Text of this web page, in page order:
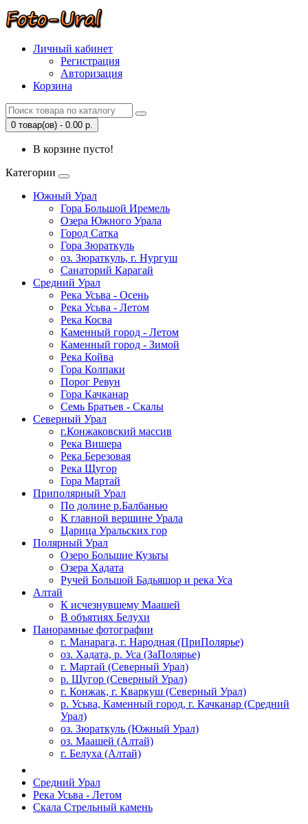
Личный кабинет
Регистрация
Авторизация
Корзина
0 товар(ов) - 0.00 р.
В корзине пусто!
Категории
Южный Урал
Гора Большой Иремель
Озера Южного Урала
Город Сатка
Гора Зюраткуль
оз. Зюраткуль, г. Нургуш
Санаторий Карагай
Средний Урал
Река Усьва - Осень
Река Усьва - Летом
Река Косва
Каменный город - Летом
Каменный город - Зимой
Река Койва
Гора Колпаки
Порог Ревун
Гора Качканар
Семь Братьев - Скалы
Северный Урал
г.Конжаковский массив
Река Вишера
Река Березовая
Река Щугор
Гора Мартай
Приполярный Урал
По долине р.Балбанью
К главной вершине Урала
Царица Уральских гор
Полярный Урал
Озеро Большие Кузьты
Озера Хадата
Ручей Большой Бадьяшор и река Уса
Алтай
К исчезнувшему Маашей
В объятиях Белухи
Панорамные фотографии
г. Манарага, г. Народная (ПриПолярье)
оз. Хадата, р. Уса (ЗаПолярье)
г. Мартай (Северный Урал)
р. Щугор (Северный Урал)
г. Конжак, г. Кваркуш (Северный Урал)
р. Усьва, Каменный город, г. Качканар (Средний
Урал)
оз. Зюраткуль (Южный Урал)
оз. Маашей (Алтай)
г. Белуха (Алтай)
Средний Урал
Река Усьва - Летом
Скала Стрельный камень